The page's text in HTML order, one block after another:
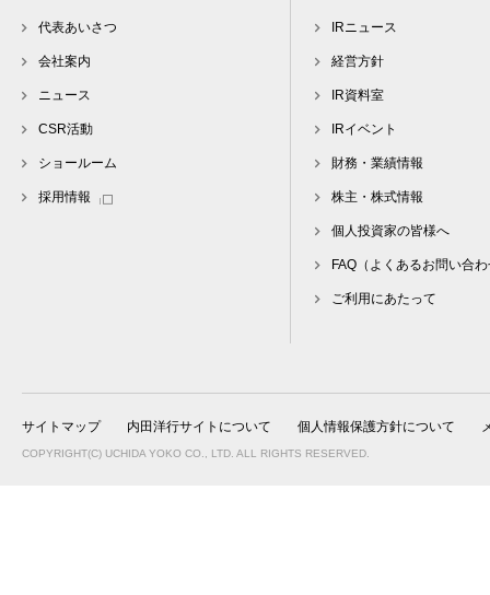
代表あいさつ
会社案内
ニュース
CSR活動
ショールーム
採用情報
IRニュース
経営方針
IR資料室
IRイベント
財務・業績情報
株主・株式情報
個人投資家の皆様へ
FAQ（よくあるお問い合
ご利用にあたって
サイトマップ 内田洋行サイトについて 個人情報保護方針について
COPYRIGHT(C) UCHIDA YOKO CO., LTD. ALL RIGHTS RESERVED.